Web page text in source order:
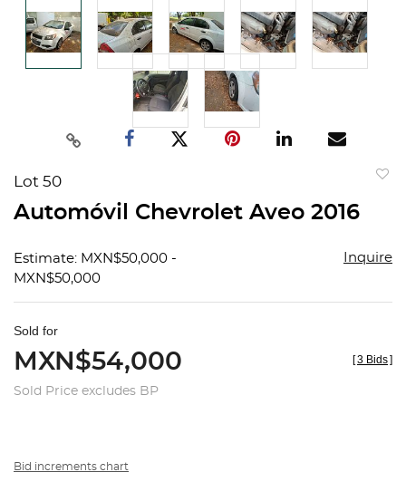
Lot 50
Automóvil Chevrolet Aveo 2016
Estimate: MXN$50,000 -
MXN$50,000
Inquire
Sold for
MXN$54,000
Sold Price excludes BP
[3 Bids]
Bid increments chart